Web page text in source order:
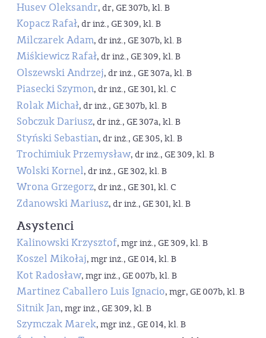
Husev Oleksandr, dr, GE 307b, kl. B
Kopacz Rafał, dr inż., GE 309, kl. B
Milczarek Adam, dr inż., GE 307b, kl. B
Miśkiewicz Rafał, dr inż., GE 309, kl. B
Olszewski Andrzej, dr inż., GE 307a, kl. B
Piasecki Szymon, dr inż., GE 301, kl. C
Rolak Michał, dr inż., GE 307b, kl. B
Sobczuk Dariusz, dr inż., GE 307a, kl. B
Styński Sebastian, dr inż., GE 305, kl. B
Trochimiuk Przemysław, dr inż., GE 309, kl. B
Wolski Kornel, dr inż., GE 302, kl. B
Wrona Grzegorz, dr inż., GE 301, kl. C
Zdanowski Mariusz, dr inż., GE 301, kl. B
Asystenci
Kalinowski Krzysztof, mgr inż., GE 309, kl. B
Koszel Mikołaj, mgr inż., GE 014, kl. B
Kot Radosław, mgr inż., GE 007b, kl. B
Martinez Caballero Luis Ignacio, mgr, GE 007b, kl. B
Sitnik Jan, mgr inż., GE 309, kl. B
Szymczak Marek, mgr inż., GE 014, kl. B